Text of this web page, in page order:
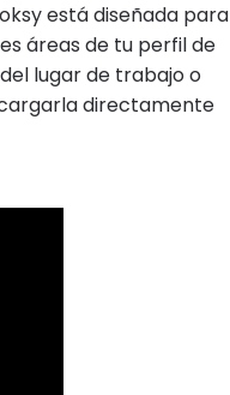
está diseñada para
áreas de tu perfil de
lugar de trabajo o
directamente